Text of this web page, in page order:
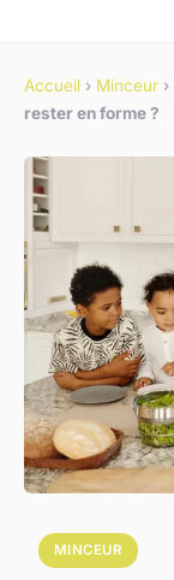
Accueil › Minceur ›
rester en forme ?
MINCEUR